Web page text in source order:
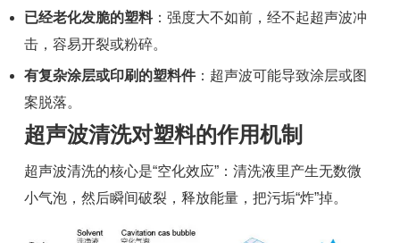
已经老化发脆的塑料：强度大不如前，经不起超声波冲
击，容易开裂或粉碎。
有复杂涂层或印刷的塑料件：超声波可能导致涂层或图
案脱落。
超声波清洗对塑料的作用机制
超声波清洗的核心是“空化效应”：清洗液里产生无数微
小气泡，然后瞬间破裂，释放能量，把污垢“炸”掉。